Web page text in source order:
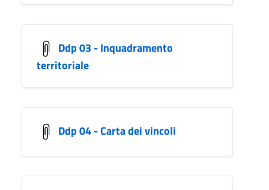
Ddp 03 - Inquadramento
territoriale
Ddp 04 - Carta dei vincoli